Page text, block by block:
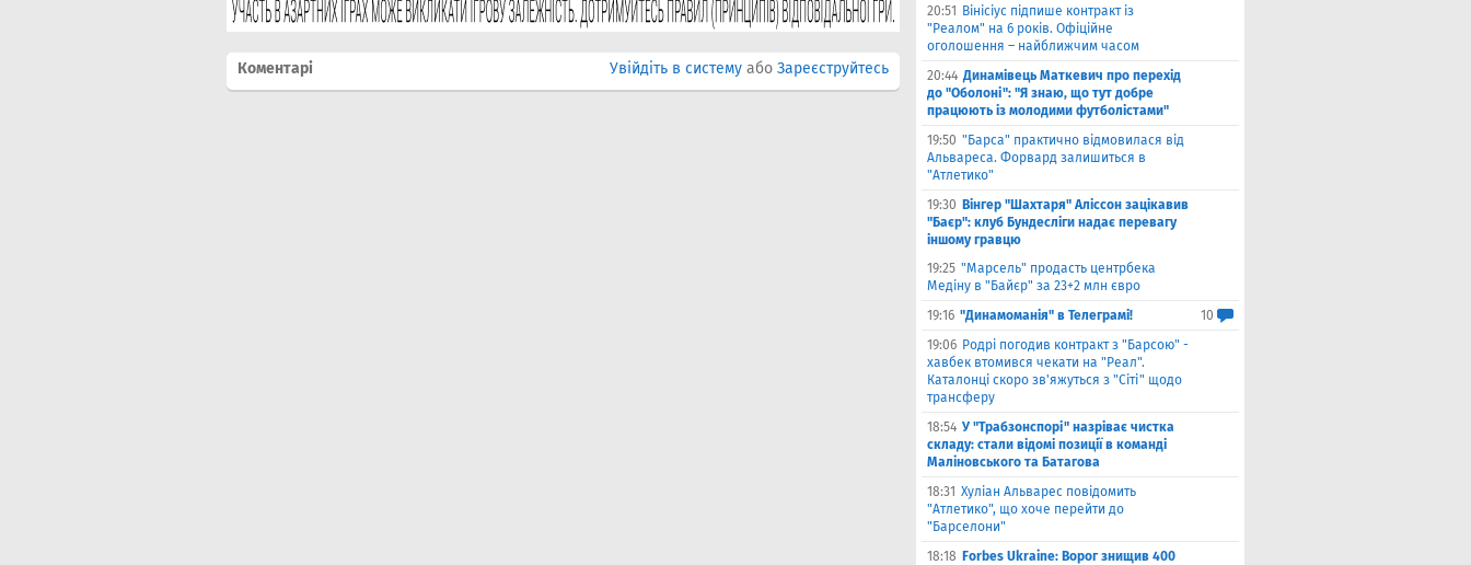
Коментарі Увійдіть в систему або Зареєструйтесь
20:51
Вінісіус підпише контракт із
"Реалом" на 6 років. Офіційне
оголошення – найближчим часом
20:44 Динамівець Маткевич про перехід
до "Оболоні": "Я знаю, що тут добре
працюють із молодими футболістами"
19:50 "Барса" практично відмовилася від
Альвареса. Форвард залишиться в
"Атлетико"
19:30 Вінгер "Шахтаря" Аліссон зацікавив
"Баєр": клуб Бундесліги надає перевагу
іншому гравцю
19:25 "Марсель" продасть центрбека
Медіну в "Байєр" за 23+2 млн євро
19:16 "Динамоманія" в Телеграмі!
10
19:06 Родрі погодив контракт з "Барсою" -
хавбек втомився чекати на "Реал".
Каталонці скоро зв'яжуться з "Сіті" щодо
трансферу
18:54 У "Трабзонспорі" назріває чистка
складу: стали відомі позиції в команді
Малiновського та Батагова
18:31 Хуліан Альварес повідомить
"Атлетико", що хоче перейти до
"Барселони"
18:18 Forbes Ukraine: Ворог знищив 400